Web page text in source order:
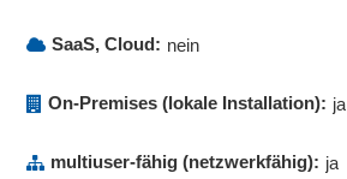
SaaS, Cloud: nein
On-Premises (lokale Installation): ja
multiuser-fähig (netzwerkfähig): ja